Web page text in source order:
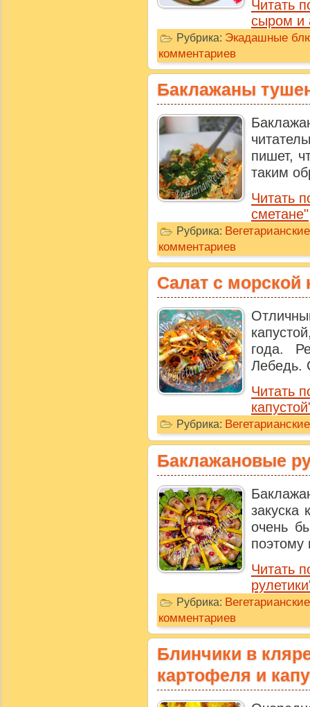
Читать
сыром и
Рубрика: Экадашные
комментариев
Баклажаны
пишет,
таким
Читать
сметане"
Рубрика:
комментариев
Салат с морской
года.
Лебедь.
Читать
Рубрика:
Баклажановые
закуска
очень
поэтому
Читать
Рубрика:
комментариев
Блинчики в
картофеля и